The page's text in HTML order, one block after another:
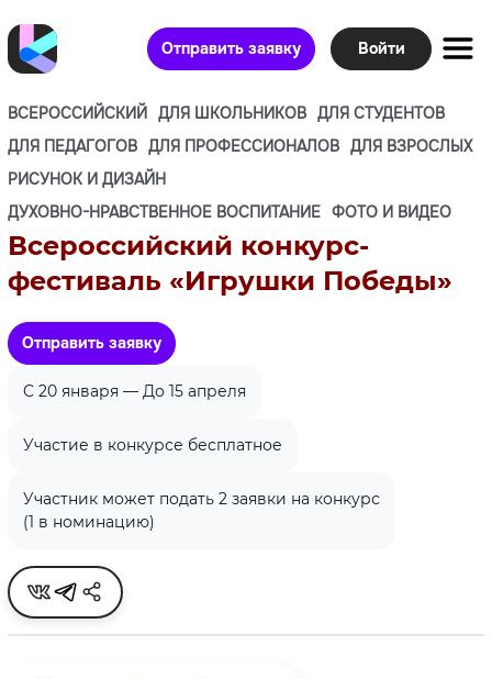
Отправить заявку Войти
ВСЕРОССИЙСКИЙ ДЛЯ ШКОЛЬНИКОВ ДЛЯ СТУДЕНТОВ
ДЛЯ ПЕДАГОГОВ ДЛЯ ПРОФЕССИОНАЛОВ ДЛЯ ВЗРОСЛЫХ
РИСУНОК И ДИЗАЙН
ДУХОВНО-НРАВСТВЕННОЕ ВОСПИТАНИЕ ФОТО И ВИДЕО
Всероссийский конкурс-
фестиваль «Игрушки Победы»
Отправить заявку
C 20 января — До 15 апреля
Участие в конкурсе бесплатное
Участник может подать 2 заявки на конкурс
(1 в номинацию)